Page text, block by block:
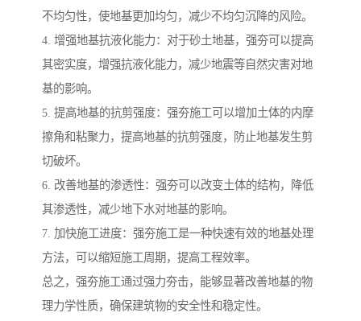
不均匀性，使地基更加均匀，减少不均匀沉降的风险。
4. 增强地基抗液化能力：对于砂土地基，强夯可以提高
其密实度，增强抗液化能力，减少地震等自然灾害对地
基的影响。
5. 提高地基的抗剪强度：强夯施工可以增加土体的内摩
擦角和粘聚力，提高地基的抗剪强度，防止地基发生剪
切破坏。
6. 改善地基的渗透性：强夯可以改变土体的结构，降低
其渗透性，减少地下水对地基的影响。
7. 加快施工进度：强夯施工是一种快速有效的地基处理
方法，可以缩短施工周期，提高工程效率。
总之，强夯施工通过强力夯击，能够显著改善地基的物
理力学性质，确保建筑物的安全性和稳定性。